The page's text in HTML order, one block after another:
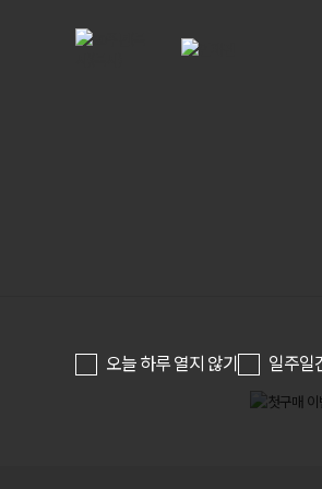
오늘 하루 열지 않기 일주일